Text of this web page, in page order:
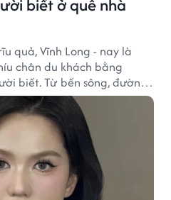
biết ở quê nhà
quả, Vĩnh Long - nay là
chân du khách bằng
biết. Từ bến sông, đường
tất cả tạo nên sức hút rất